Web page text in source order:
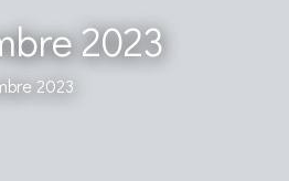
2023
2023